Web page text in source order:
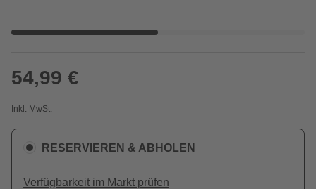
54,99 €
Inkl. MwSt.
RESERVIEREN & ABHOLEN
Verfügbarkeit im Markt prüfen